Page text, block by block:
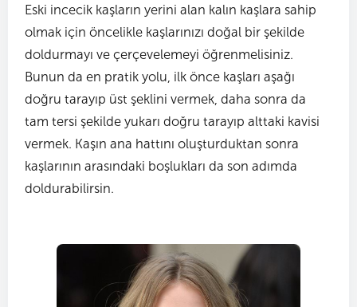
Eski incecik kaşların yerini alan kalın kaşlara sahip
olmak için öncelikle kaşlarınızı doğal bir şekilde
doldurmayı ve çerçevelemeyi öğrenmelisiniz.
Bunun da en pratik yolu, ilk önce kaşları aşağı
doğru tarayıp üst şeklini vermek, daha sonra da
tam tersi şekilde yukarı doğru tarayıp alttaki kavisi
vermek. Kaşın ana hattını oluşturduktan sonra
kaşlarının arasındaki boşlukları da son adımda
doldurabilirsin.